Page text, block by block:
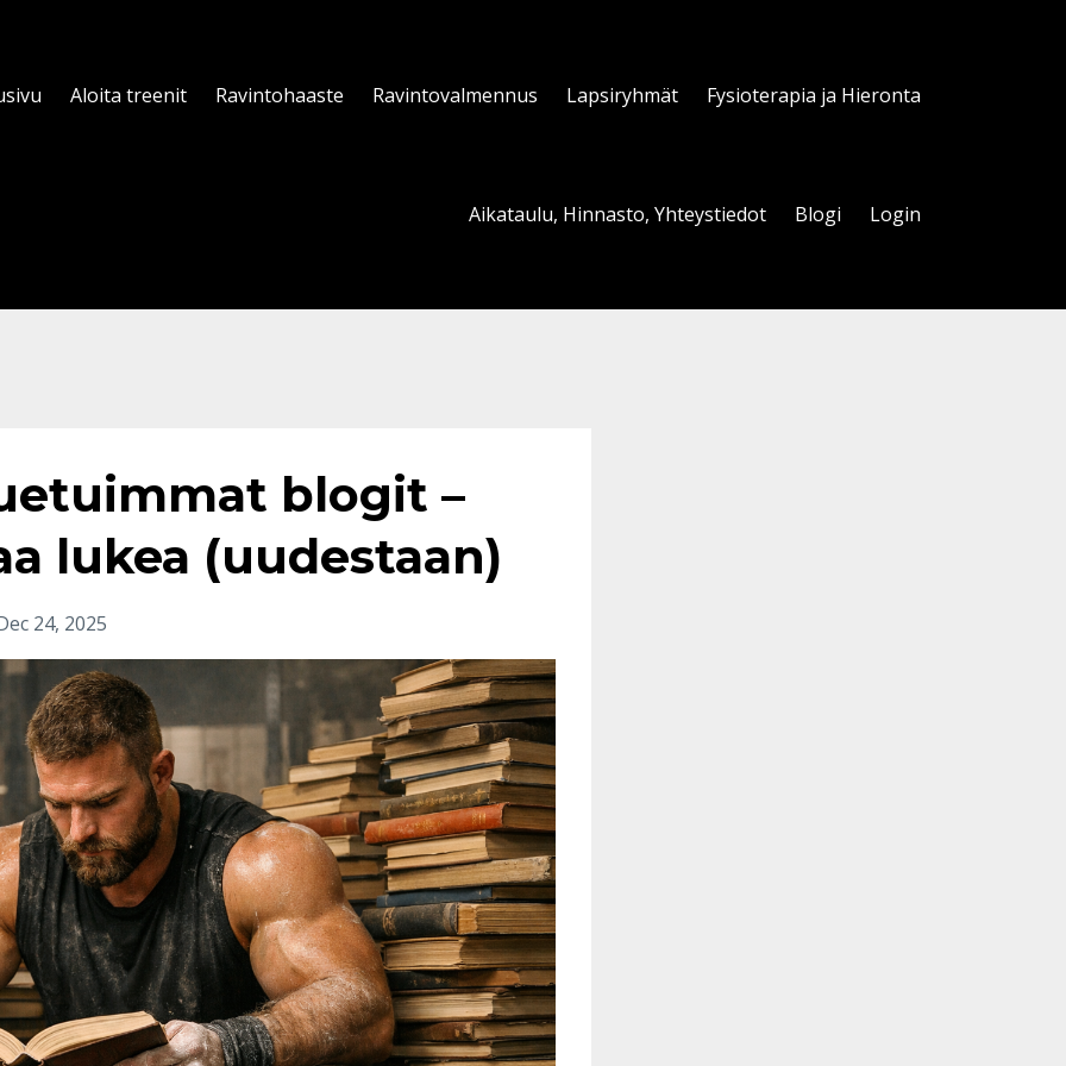
Aloita treenit Ravintohaaste Ravintovalmennus Lapsiryhmät Fysioterapia ja Hieronta
Aikataulu, Hinnasto, Yhteystiedot Blogi Login
blogit –
lukea (uudestaan)
24, 2025